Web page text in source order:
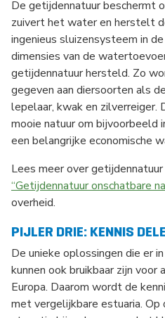
De getijdennatuur beschermt
zuivert het water en herstelt
ingenieus sluizensysteem in
dimensies van de
getijdennatuur hersteld. Zo
gegeven aan diersoorten als
lepelaar, kwak en zilverreiger.
mooie natuur om
een belangrijke economische
Lees meer over getijdennatuur
“Getijdennatuur onschatbare
overheid.
PIJLER DRIE: KENNIS
De unieke oplossingen die er
kunnen ook bruikbaar zijn voor
Europa. Daarom wordt de
met vergelijkbare estuaria. Op